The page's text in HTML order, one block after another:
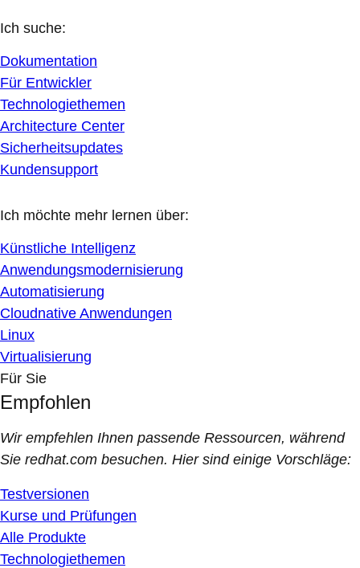
Ich suche:
Dokumentation
Für Entwickler
Technologiethemen
Architecture Center
Sicherheitsupdates
Kundensupport
Ich möchte mehr lernen über:
Künstliche Intelligenz
Anwendungsmodernisierung
Automatisierung
Cloudnative Anwendungen
Linux
Virtualisierung
Für Sie
Empfohlen
Wir empfehlen Ihnen passende Ressourcen, während
Sie redhat.com besuchen. Hier sind einige Vorschläge:
Testversionen
Kurse und Prüfungen
Alle Produkte
Technologiethemen